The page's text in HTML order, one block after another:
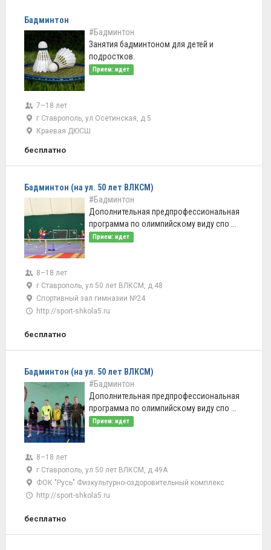
Бадминтон
#Бадминтон
Занятия бадминтоном для детей и
подростков.
Прием: идет
7–18 лет
г Ставрополь, ул Осетинская, д 5
Краевая ДЮСШ
бесплатно
Бадминтон (на ул. 50 лет ВЛКСМ)
#Бадминтон
Дополнительная предпрофессиональная
программа по олимпийскому виду спо ...
Прием: идет
8–18 лет
г Ставрополь, ул 50 лет ВЛКСМ, д 48
Спортивный зал гимназии №24
http://sport-shkola5.ru
бесплатно
Бадминтон (на ул. 50 лет ВЛКСМ)
#Бадминтон
Дополнительная предпрофессиональная
программа по олимпийскому виду спо ...
Прием: идет
8–18 лет
г Ставрополь, ул 50 лет ВЛКСМ, д 49А
ФОК "Русь" Физкультурно-оздоровительный комплекс
http://sport-shkola5.ru
бесплатно